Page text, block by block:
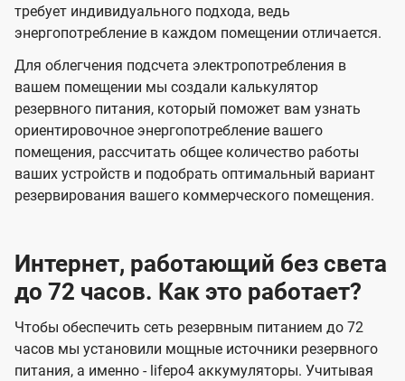
требует индивидуального подхода, ведь
энергопотребление в каждом помещении отличается.
Для облегчения подсчета электропотребления в
вашем помещении мы создали калькулятор
резервного питания, который поможет вам узнать
ориентировочное энергопотребление вашего
помещения, рассчитать общее количество работы
ваших устройств и подобрать оптимальный вариант
резервирования вашего коммерческого помещения.
Интернет, работающий без света
до 72 часов. Как это работает?
Чтобы обеспечить сеть резервным питанием до 72
часов мы установили мощные источники резервного
питания, а именно - lifepo4 аккумуляторы. Учитывая